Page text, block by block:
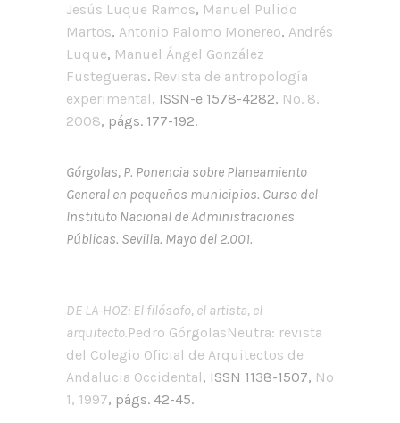
Jesús Luque Ramos, Manuel Pulido
Martos, Antonio Palomo Monereo, Andrés
Luque, Manuel Ángel González
Fustegueras. Revista de antropología
experimental, ISSN-e 1578-4282, Nº. 8,
2008, págs. 177-192.
Górgolas, P. Ponencia sobre Planeamiento
General en pequeños municipios. Curso del
Instituto Nacional de Administraciones
Públicas. Sevilla. Mayo del 2.001.
DE LA-HOZ: El filósofo, el artista, el
arquitecto.Pedro GórgolasNeutra: revista
del Colegio Oficial de Arquitectos de
Andalucia Occidental, ISSN 1138-1507, Nº
1, 1997, págs. 42-45.